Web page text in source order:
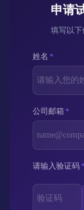
申请
填写以
姓名 *
公司邮箱*
请输入验证码*